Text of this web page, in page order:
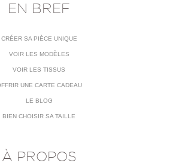
EN BREF
CRÉER SA PIÈCE UNIQUE
VOIR LES MODÈLES
VOIR LES TISSUS
UNE CARTE CADEAU
LE BLOG
BIEN CHOISIR SA TAILLE
À PROPOS